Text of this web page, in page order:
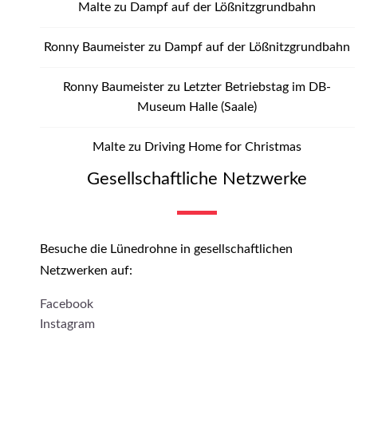
Malte zu Dampf auf der Lößnitzgrundbahn
Ronny Baumeister zu Dampf auf der Lößnitzgrundbahn
Ronny Baumeister zu Letzter Betriebstag im DB-
Museum Halle (Saale)
Malte zu Driving Home for Christmas
Gesellschaftliche Netzwerke
Besuche die Lünedrohne in gesellschaftlichen
Netzwerken auf:
Facebook
Instagram